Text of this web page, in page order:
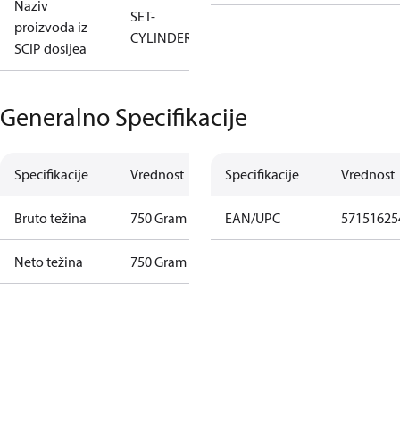
Naziv
proizvoda iz
SCIP dosijea
SET-
CYLINDER_1
Generalno Specifikacije
Specifikacije Vrednost
Bruto težina 750 Gram
Neto težina 750 Gram
Specifikacije Vrednost
EAN/UPC